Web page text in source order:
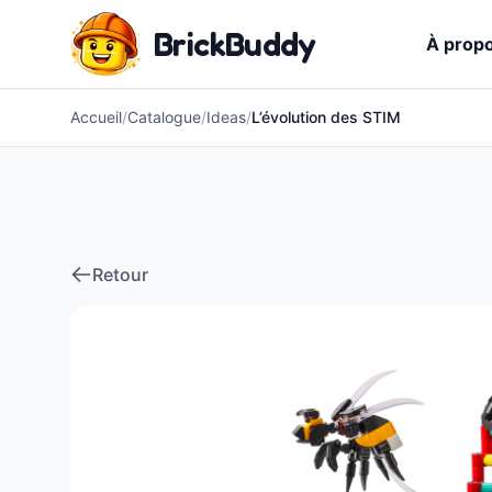
BrickBuddy À
Accueil/Catalogue/Ideas/L’évolution des STIM
Retour